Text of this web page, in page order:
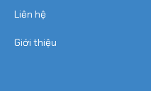
Liên hệ
Giới thiệu